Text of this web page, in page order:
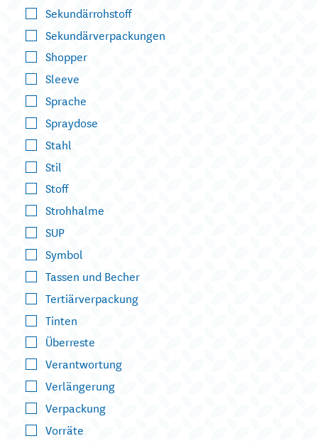
Sekundärrohstoff
Sekundärverpackungen
Shopper
Sleeve
Sprache
Spraydose
Stahl
Stil
Stoff
Strohhalme
SUP
Symbol
Tassen und Becher
Tertiärverpackung
Tinten
Überreste
Verantwortung
Verlängerung
Verpackung
Vorräte